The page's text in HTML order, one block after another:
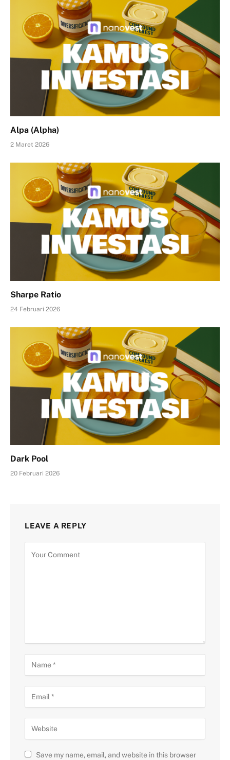
Alpa (Alpha)
2 Maret 2026
Sharpe Ratio
24 Februari 2026
Dark Pool
20 Februari 2026
LEAVE A REPLY
Save my name, email, and website in this browser